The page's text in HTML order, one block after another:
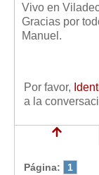
Vivo en
Gracias por
Manuel.
Por favor,
a la
Página: 1